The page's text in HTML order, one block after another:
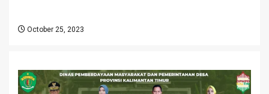
October 25, 2023